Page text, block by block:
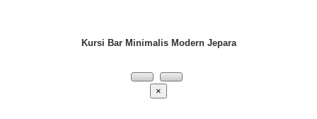
Kursi Bar Minimalis Modern Jepara
×